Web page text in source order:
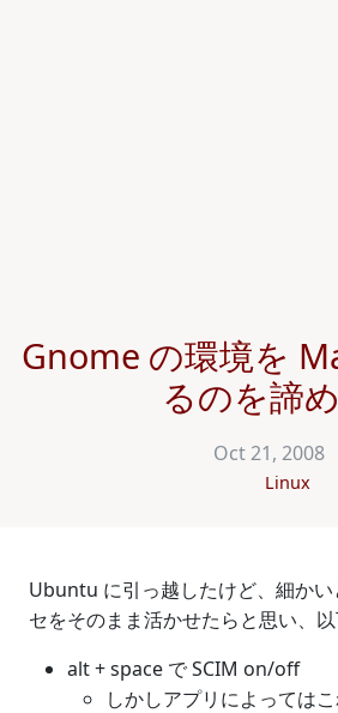
Gnome の環境を
るのを諦
Oct 21, 2008
Linux
Ubuntu に引っ越したけど、細かい
セをそのまま活かせたらと思い、以
alt + space で SCIM on/off
しかしアプリによっては